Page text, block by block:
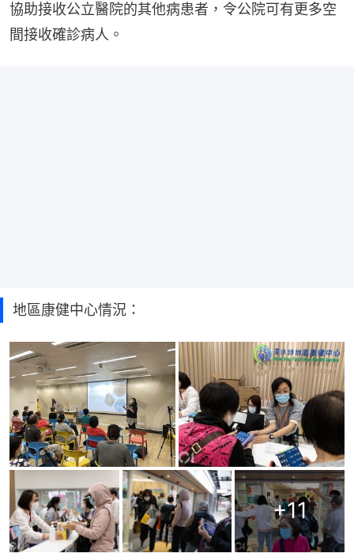
協助接收公立醫院的其他病患者，令公院可有更多空
間接收確診病人。
地區康健中心情況：
+11